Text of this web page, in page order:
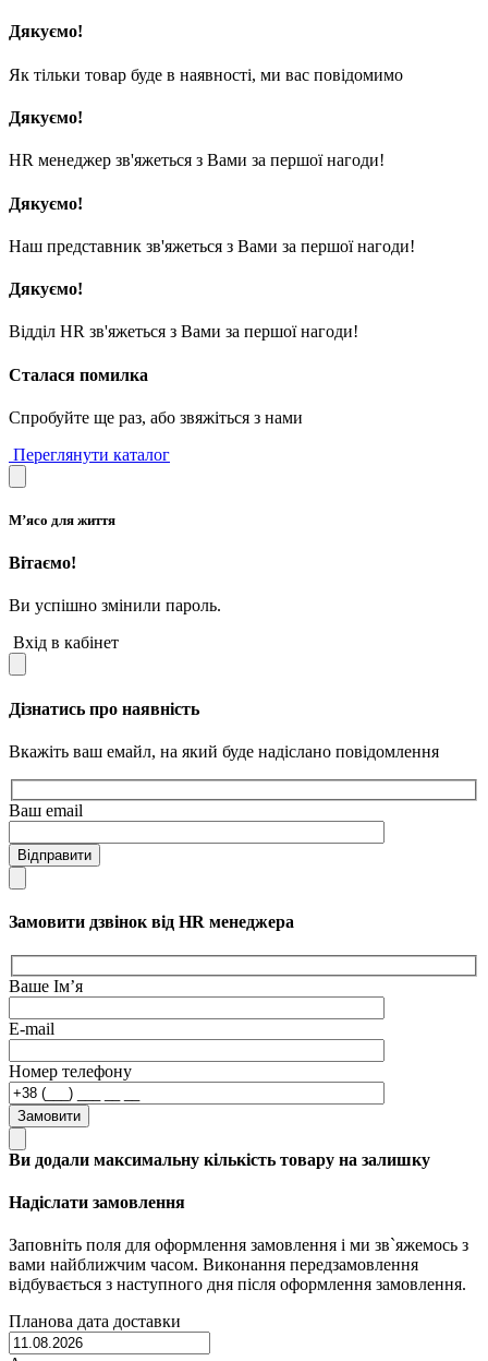
Дякуємо!
Як тільки товар буде в наявності, ми вас повідомимо
Дякуємо!
HR менеджер зв'яжеться з Вами за першої нагоди!
Дякуємо!
Наш представник зв'яжеться з Вами за першої нагоди!
Дякуємо!
Відділ HR зв'яжеться з Вами за першої нагоди!
Сталася помилка
Спробуйте ще раз, або звяжіться з нами
Переглянути каталог
М’ясо для життя
Вітаємо!
Ви успішно змінили пароль.
Вхід в кабінет
Дізнатись про наявність
Вкажіть ваш емайл, на який буде надіслано повідомлення
Ваш email
Відправити
Замовити дзвінок від HR менеджера
Ваше Ім’я
E-mail
Номер телефону
Замовити
Ви додали максимальну кількість товару на залишку
Надіслати замовлення
Заповніть поля для оформлення замовлення і ми зв`яжемось з
вами найближчим часом. Виконання передзамовлення
відбувається з наступного дня після оформлення замовлення.
Планова дата доставки